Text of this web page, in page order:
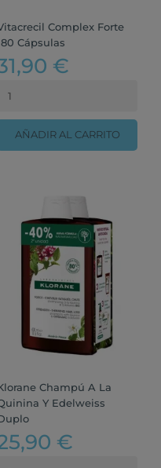
Complex Forte
Cápsulas
€
AÑADIR AL CARRITO
Champú A La
Y Edelweiss
€